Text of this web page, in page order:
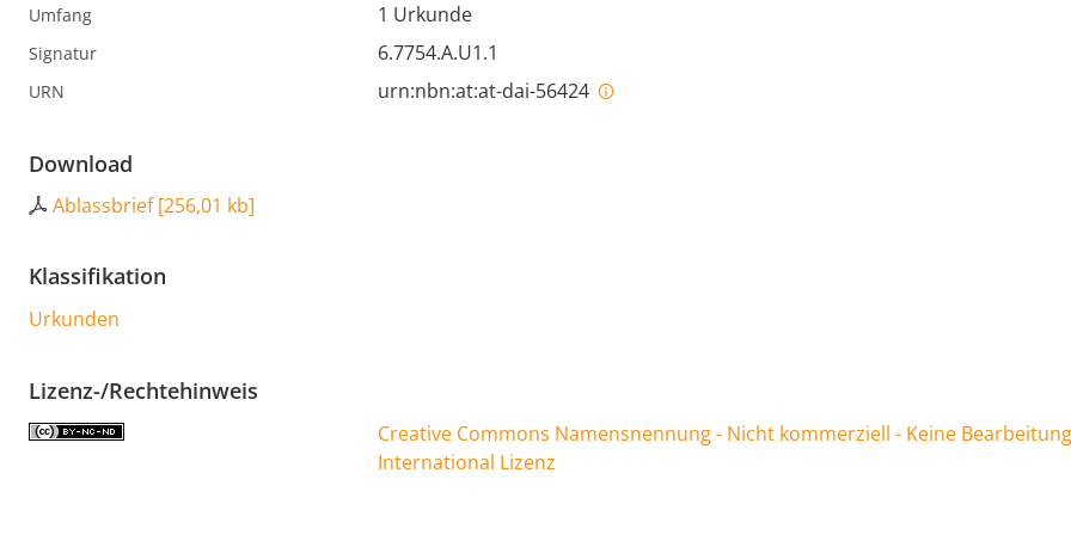
Umfang 1 Urkunde
Signatur 6.7754.A.U1.1
URN urn:nbn:at:at-dai-56424
Download
Ablassbrief[256,01 kb]
Klassifikation
Urkunden
Lizenz-/Rechtehinweis
Creative Commons Namensnennung - Nicht kommerziell - Keine
International Lizenz